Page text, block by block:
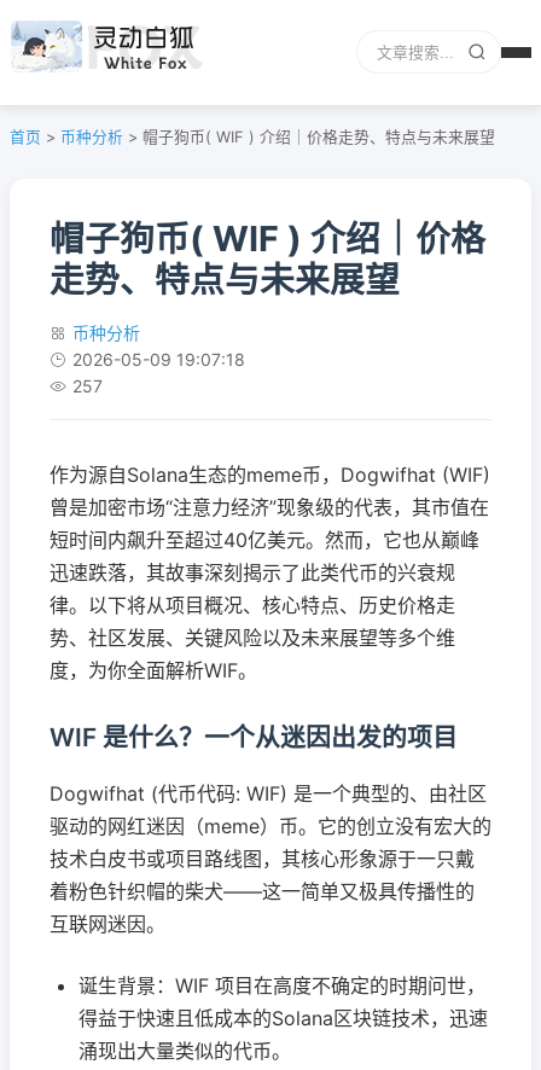
首页 > 币种分析 > 帽子狗币( WIF ) 介绍｜价格走势、特点与未来展望
帽子狗币( WIF ) 介绍｜价格
走势、特点与未来展望
币种分析
2026-05-09 19:07:18
257
作为源自Solana生态的meme币，Dogwifhat (WIF)
曾是加密市场“注意力经济”现象级的代表，其市值在
短时间内飙升至超过40亿美元。然而，它也从巅峰
迅速跌落，其故事深刻揭示了此类代币的兴衰规
律。以下将从项目概况、核心特点、历史价格走
势、社区发展、关键风险以及未来展望等多个维
度，为你全面解析WIF。
WIF 是什么？一个从迷因出发的项目
Dogwifhat (代币代码: WIF) 是一个典型的、由社区
驱动的网红迷因（meme）币。它的创立没有宏大的
技术白皮书或项目路线图，其核心形象源于一只戴
着粉色针织帽的柴犬——这一简单又极具传播性的
互联网迷因。
诞生背景：WIF 项目在高度不确定的时期问世，
得益于快速且低成本的Solana区块链技术，迅速
涌现出大量类似的代币。